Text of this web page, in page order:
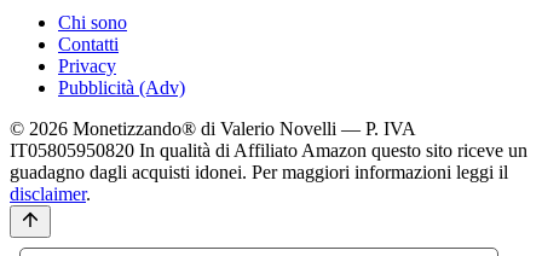
Chi sono
Contatti
Privacy
Pubblicità (Adv)
© 2026 Monetizzando® di Valerio Novelli — P. IVA
IT05805950820 In qualità di Affiliato Amazon questo sito riceve un
guadagno dagli acquisti idonei. Per maggiori informazioni leggi il
disclaimer.